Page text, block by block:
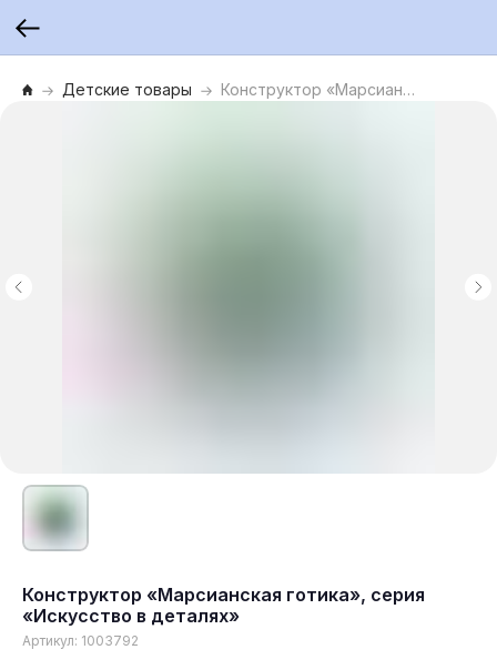
Детские товары Конструктор «Марсианская готика», серия «Искусство в деталях»
Конструктор «Марсианская готика», серия
«Искусство в деталях»
Артикул: 1003792